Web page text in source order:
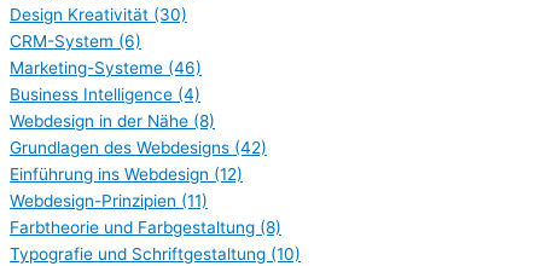
Design Kreativität (30)
CRM-System (6)
Marketing-Systeme (46)
Business Intelligence (4)
Webdesign in der Nähe (8)
Grundlagen des Webdesigns (42)
Einführung ins Webdesign (12)
Webdesign-Prinzipien (11)
Farbtheorie und Farbgestaltung (8)
Typografie und Schriftgestaltung (10)